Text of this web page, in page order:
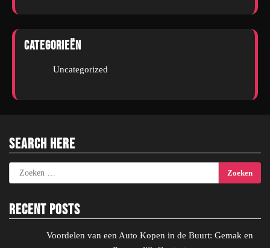
Categorieën
Uncategorized
Search Here
Zoeken
naar:
Recent Posts
Voordelen van een Auto Kopen in de Buurt: Gemak en